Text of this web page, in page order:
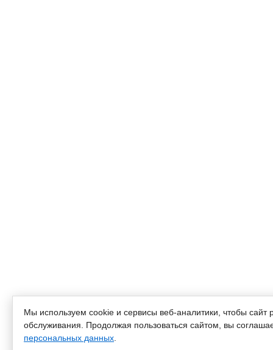
Мы используем cookie и сервисы веб-аналитики, чтобы сайт
обслуживания. Продолжая пользоваться сайтом, вы
персональных данных